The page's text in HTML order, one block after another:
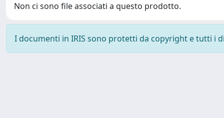
Non ci sono file associati a questo prodotto.
I documenti in IRIS sono protetti da copyright e tutti i